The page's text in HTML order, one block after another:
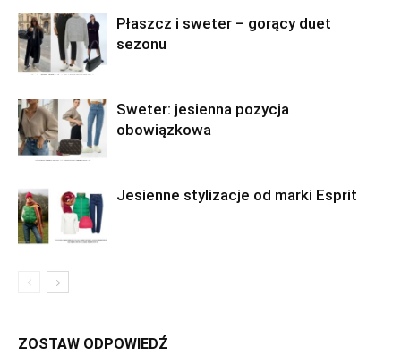
Płaszcz i sweter – gorący duet
sezonu
Sweter: jesienna pozycja
obowiązkowa
Jesienne stylizacje od marki Esprit
ZOSTAW ODPOWIEDŹ